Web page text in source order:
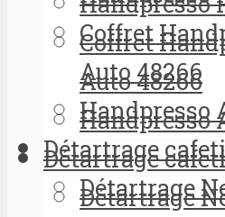
Coffret
Auto 48266
Handpresso
Détartrage
Détartrage
Coffret
Auto 48266
Handpresso
Détartrage
Détartrage